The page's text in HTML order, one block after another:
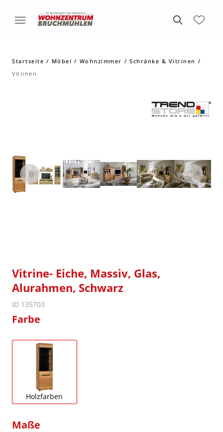
Startseite Möbel Wohnzimmer
Schränke & Vitrinen
Vitrinen
Vitrine- Eiche, Massiv, Glas,
Alurahmen, Schwarz
ID 135703
Farbe
Holzfarben
Maße